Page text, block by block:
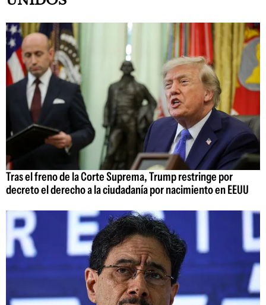
Tras el freno de la Corte Suprema, Trump restringe por
decreto el derecho a la ciudadanía por nacimiento en EEUU